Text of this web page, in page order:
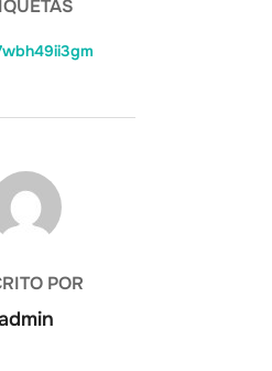
PUBLICACIÓN
POR